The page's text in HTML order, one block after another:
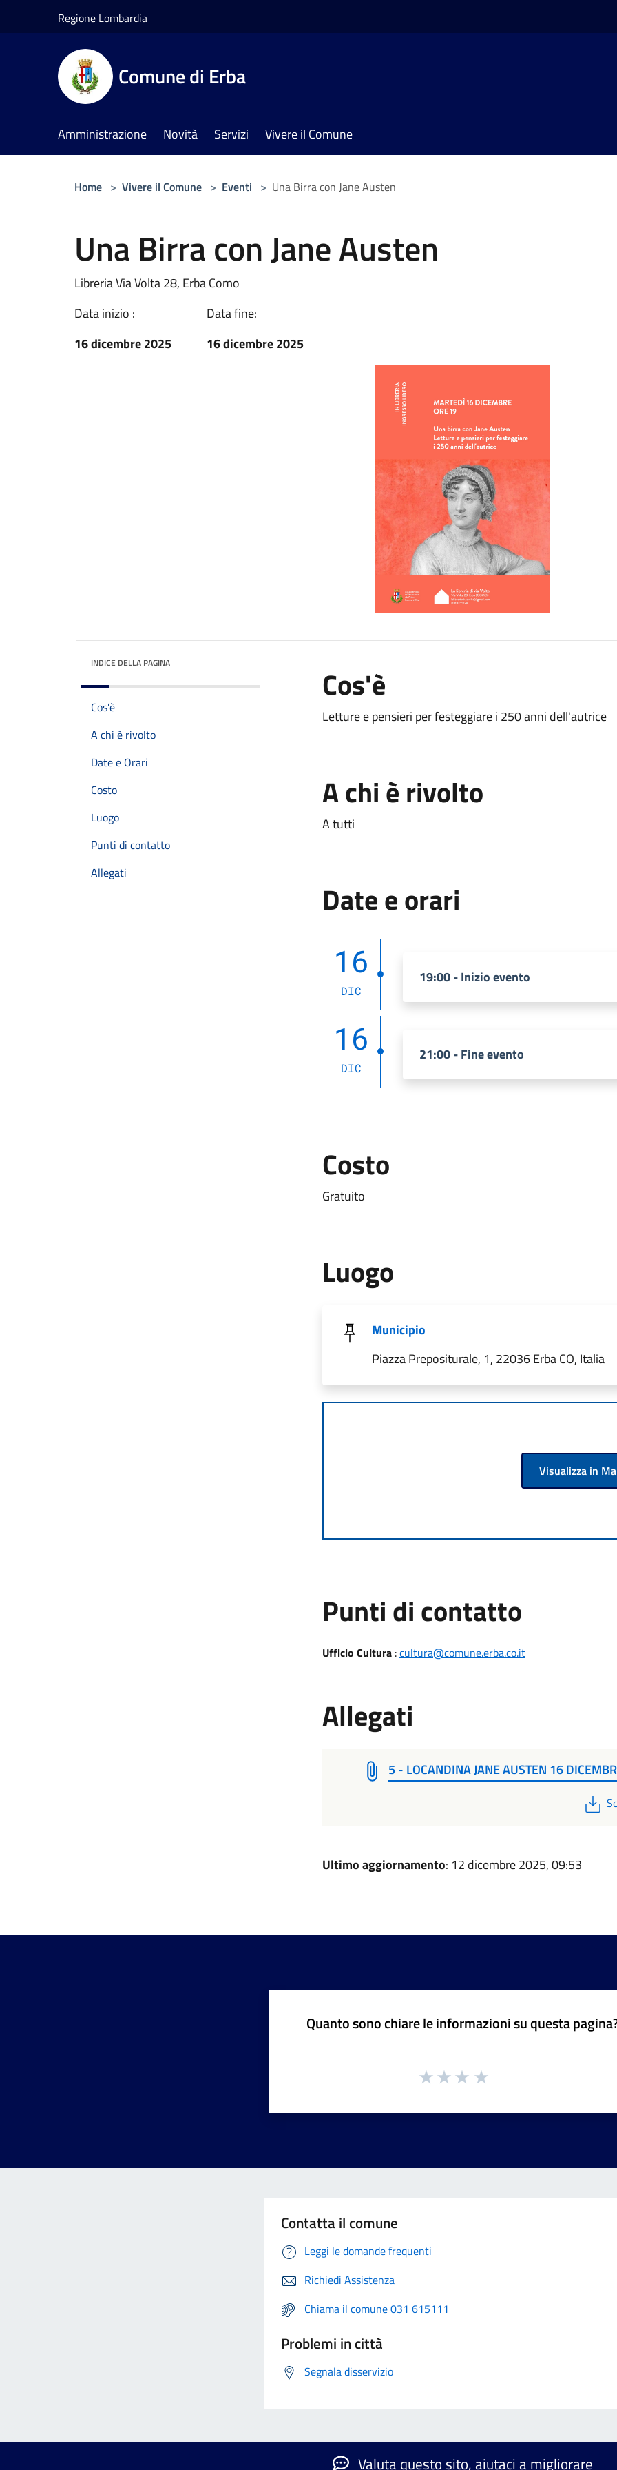
Regione Lombardia
Comune di Erba
Amministrazione Novità Servizi Vivere il Comune
Home > Vivere il Comune > Eventi > Una Birra con Jane Austen
Una Birra con Jane Austen
Libreria Via Volta 28, Erba Como
Data inizio :
16 dicembre 2025
Data fine:
16 dicembre 2025
INDICE DELLA PAGINA
Cos'è
A chi è rivolto
Date e Orari
Costo
Luogo
Punti di contatto
Allegati
Cos'è
Letture e pensieri per festeggiare i 250 anni dell'autrice
A chi è rivolto
A tutti
Date e orari
16
DIC
19:00 - Inizio evento
16
DIC
21:00 - Fine evento
Costo
Gratuito
Luogo
Municipio
Piazza Prepositurale, 1, 22036 Erba CO, Italia
Visualizza in
Punti di contatto
Ufficio Cultura:cultura@comune.erba.co.it
Allegati
5 - LOCANDINA JANE AUSTEN 16
Ultimo aggiornamento: 12 dicembre 2025, 09:53
Quanto sono chiare le informazioni su questa
Contatta il comune
Leggi le domande frequenti
Richiedi Assistenza
Chiama il comune 031 615111
Problemi in città
Segnala disservizio
Valuta questo sito, aiutaci a migliorare